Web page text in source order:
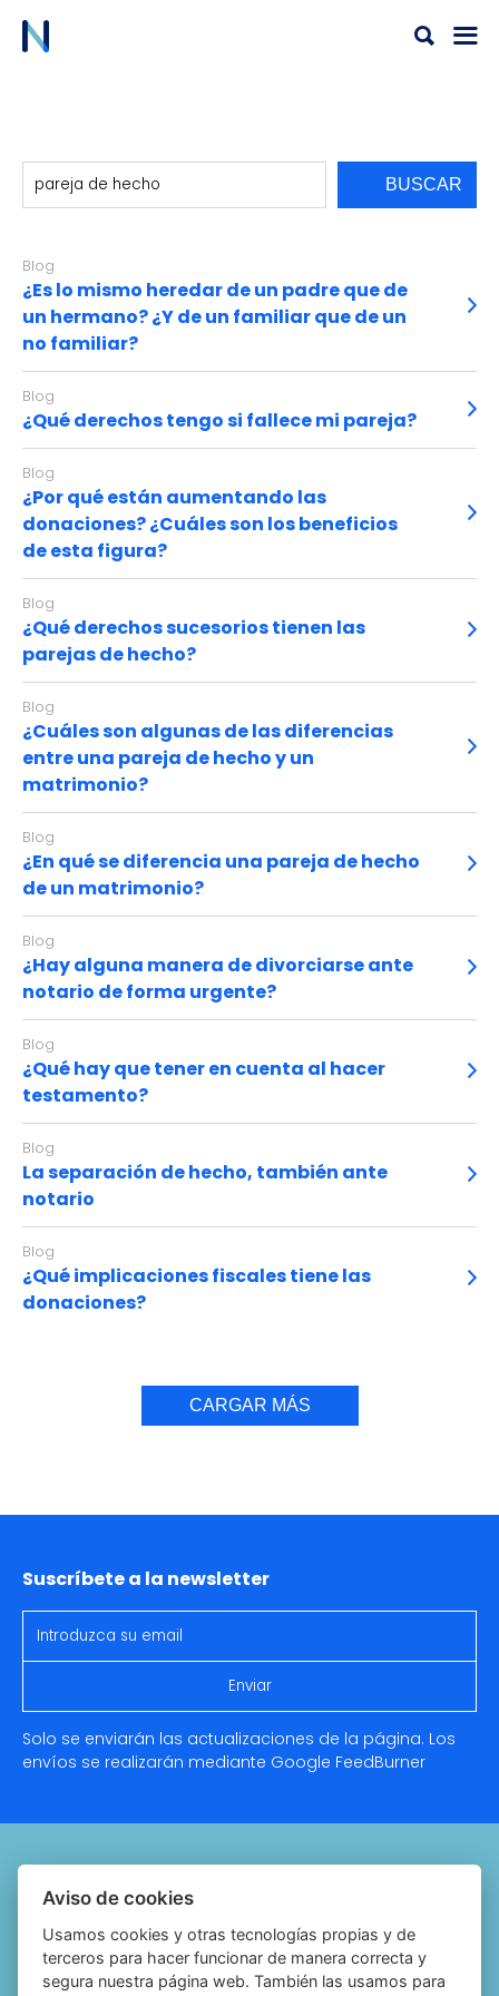
Buscar BUSCAR
Blog
¿Es lo mismo heredar de un padre que de
un hermano? ¿Y de un familiar que de un
no familiar?
Blog
¿Qué derechos tengo si fallece mi pareja?
Blog
¿Por qué están aumentando las
donaciones? ¿Cuáles son los beneficios
de esta figura?
Blog
¿Qué derechos sucesorios tienen las
parejas de hecho?
Blog
¿Cuáles son algunas de las diferencias
entre una pareja de hecho y un
matrimonio?
Blog
¿En qué se diferencia una pareja de hecho
de un matrimonio?
Blog
¿Hay alguna manera de divorciarse ante
notario de forma urgente?
Blog
¿Qué hay que tener en cuenta al hacer
testamento?
Blog
La separación de hecho, también ante
notario
Blog
¿Qué implicaciones fiscales tiene las
donaciones?
CARGAR MÁS
Suscríbete a la newsletter
Solo se enviarán las actualizaciones de la página. Los
envíos se realizarán mediante Google FeedBurner
Política de cookies
Aviso de cookies
Usamos cookies y otras tecnologías propias y de
terceros para hacer funcionar de manera correcta y
segura nuestra página web. También las usamos para